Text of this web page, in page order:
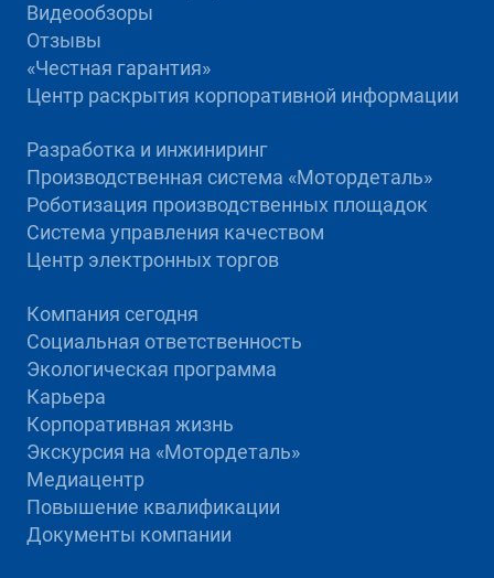
Видеообзоры
Отзывы
«Честная гарантия»
Центр раскрытия корпоративной информации
Разработка и инжиниринг
Производственная система «Mотордеталь»
Роботизация производственных площадок
Система управления качеством
Центр электронных торгов
Компания сегодня
Социальная ответственность
Экологическая программа
Карьера
Корпоративная жизнь
Экскурсия на «Мотордеталь»
Медиацентр
Повышение квалификации
Документы компании